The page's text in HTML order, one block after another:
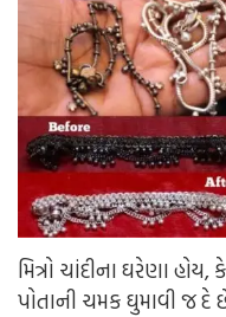
મિત્રો ચાંદીના ઘરેણા
પોતાની ચમક ઘુમાવી જ